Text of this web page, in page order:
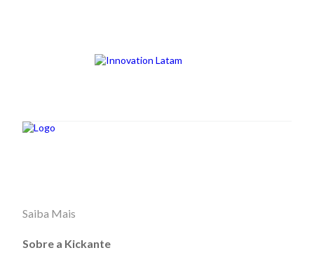
Saiba Mais
Sobre a Kickante